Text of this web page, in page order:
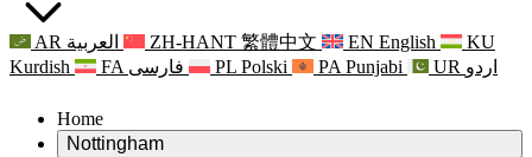
AR العربية ZH-HANT 繁體中文 EN English
KU
Kurdish
FA فارسی PL Polski PA Punjabi UR اردو
Home
Nottingham